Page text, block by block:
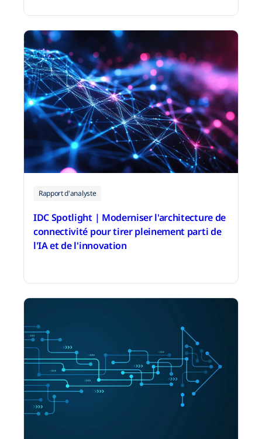
15 juin 2026
Rapport d'analyste
IDC Spotlight | Moderniser l'architecture de
connectivité pour tirer pleinement parti de
l'IA et de l'innovation
11 mai 2026